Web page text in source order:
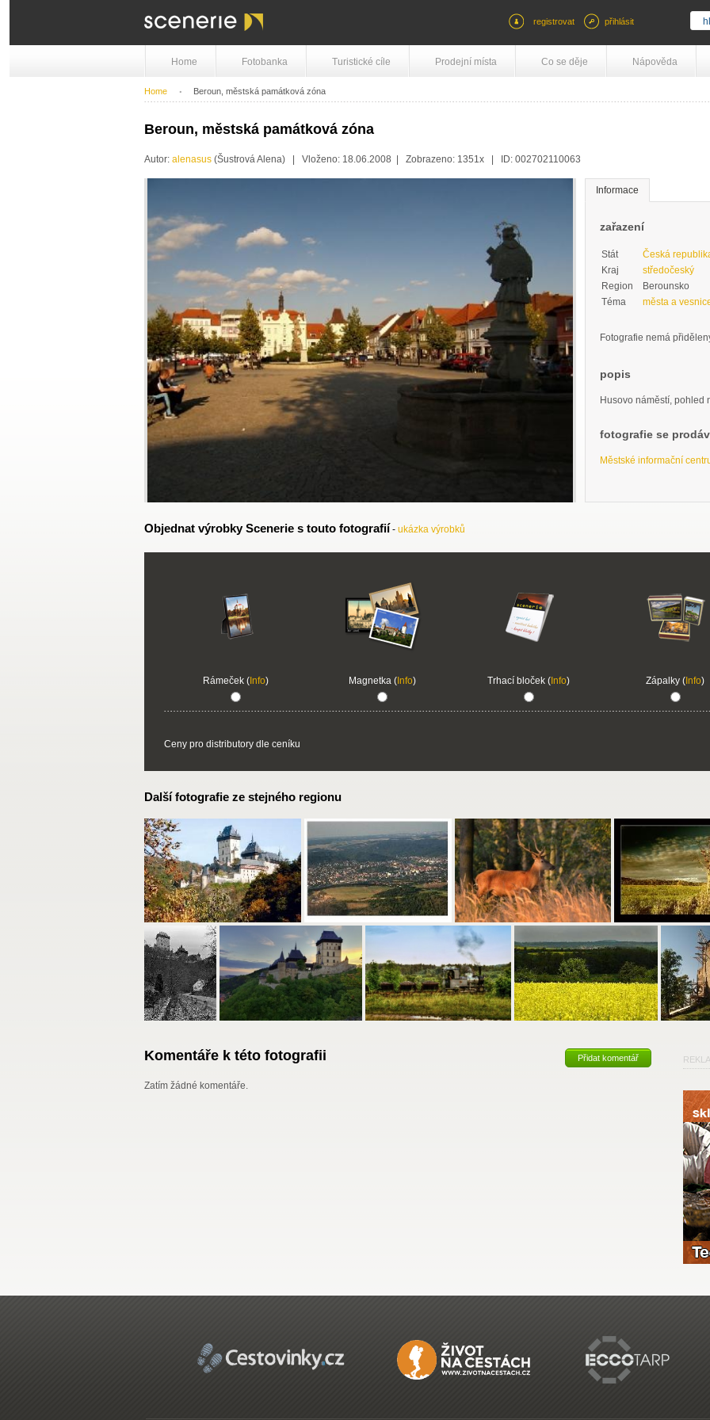
registrovat přihlásit
Home Fotobanka Turistické cíle Prodejní místa Co se děje Nápověda
Home Beroun, městská památková zóna
Beroun, městská památková zóna
Autor: alenasus (Šustrová Alena) | Vloženo: 18.06.2008 | Zobrazeno: 1351x | ID: 002702110063
zařazení
Stát
Česká
Kraj
středočeský
Region
Berounsko
Téma
města a
Fotografie nemá
popis
Husovo náměstí, pohled
fotografie se
Městské informační
Informace
Objednat výrobky Scenerie s touto fotografií - ukázka výrobků
Rámeček (Info) Magnetka (Info) Trhací bloček ( Info) Zápalky ( Info)
Ceny pro distributory dle ceníku
Další fotografie ze stejného regionu
Komentáře k této fotografii Přidat komentář
Zatím žádné komentáře.